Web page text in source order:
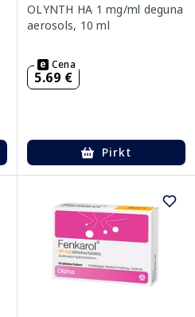
OLYNTH HA 1 mg/ml deguna
aerosols, 10 ml
Cena
5.69 €
Pirkt